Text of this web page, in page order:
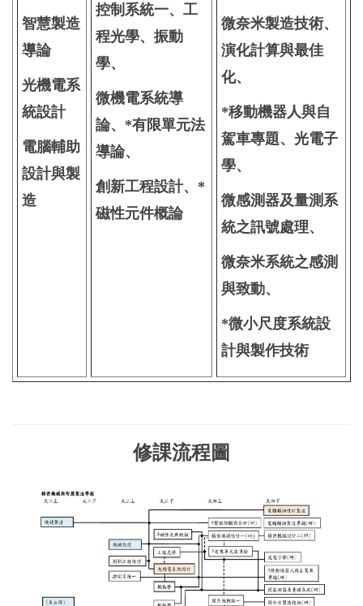
智慧製造
導論
光機電系
統設計
電腦輔助
設計與製
造
控制系統一、工
程光學、振動
學、
微機電系統導
論、*有限單元法
導論、
創新工程設計、*
磁性元件概論
微奈米製造技術、
演化計算與最佳
化、
*移動機器人與自
駕車專題、光電子
學、
微感測器及量測系
統之訊號處理、
微奈米系統之感測
與致動、
*微小尺度系統設
計與製作技術
修課流程圖